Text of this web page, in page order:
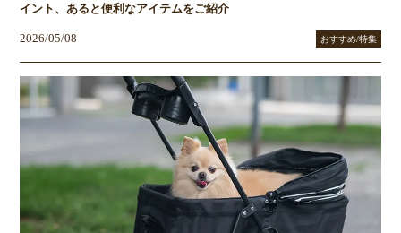
イント、あると便利なアイテムをご紹介
2026/05/08 おすすめ/特集